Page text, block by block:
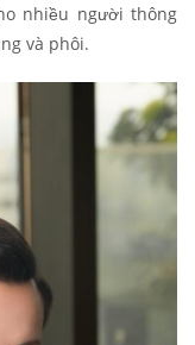
nhiều người thông
và phôi.